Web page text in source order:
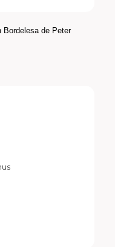
Bordelesa de Peter